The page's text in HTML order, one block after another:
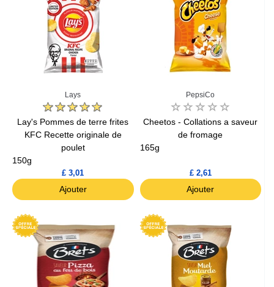
Lays
Lay's Pommes de terre frites
KFC Recette originale de
poulet
150g
£ 3,01
Ajouter
PepsiCo
Cheetos - Collations a saveur
de fromage
165g
£ 2,61
Ajouter